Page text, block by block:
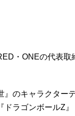
・ONEの代表取
』のキャラクター
ドラゴンボールZ』